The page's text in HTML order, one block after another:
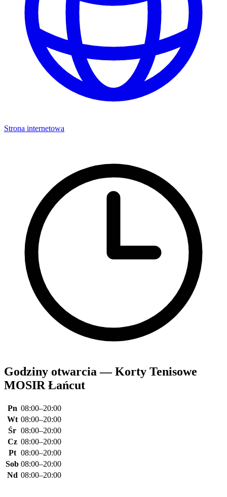
Strona internetowa
Godziny otwarcia — Korty Tenisowe
MOSIR Łańcut
Pn 08:00–20:00
Wt 08:00–20:00
Śr 08:00–20:00
Cz 08:00–20:00
Pt 08:00–20:00
Sob 08:00–20:00
Nd 08:00–20:00